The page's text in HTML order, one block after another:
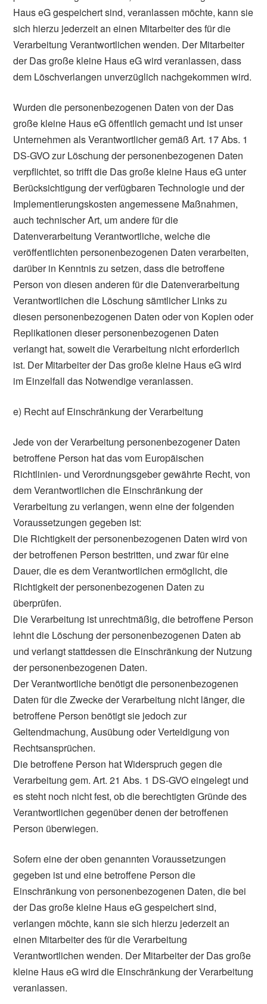
Haus eG gespeichert sind, veranlassen möchte, kann sie
sich hierzu jederzeit an einen Mitarbeiter des für die
Verarbeitung Verantwortlichen wenden. Der Mitarbeiter
der Das große kleine Haus eG wird veranlassen, dass
dem Löschverlangen unverzüglich nachgekommen wird.
Wurden die personenbezogenen Daten von der Das
große kleine Haus eG öffentlich gemacht und ist unser
Unternehmen als Verantwortlicher gemäß Art. 17 Abs. 1
DS-GVO zur Löschung der personenbezogenen Daten
verpflichtet, so trifft die Das große kleine Haus eG unter
Berücksichtigung der verfügbaren Technologie und der
Implementierungskosten angemessene Maßnahmen,
auch technischer Art, um andere für die
Datenverarbeitung Verantwortliche, welche die
veröffentlichten personenbezogenen Daten verarbeiten,
darüber in Kenntnis zu setzen, dass die betroffene
Person von diesen anderen für die Datenverarbeitung
Verantwortlichen die Löschung sämtlicher Links zu
diesen personenbezogenen Daten oder von Kopien oder
Replikationen dieser personenbezogenen Daten
verlangt hat, soweit die Verarbeitung nicht erforderlich
ist. Der Mitarbeiter der Das große kleine Haus eG wird
im Einzelfall das Notwendige veranlassen.
e) Recht auf Einschränkung der Verarbeitung
Jede von der Verarbeitung personenbezogener Daten
betroffene Person hat das vom Europäischen
Richtlinien- und Verordnungsgeber gewährte Recht, von
dem Verantwortlichen die Einschränkung der
Verarbeitung zu verlangen, wenn eine der folgenden
Voraussetzungen gegeben ist:
Die Richtigkeit der personenbezogenen Daten wird von
der betroffenen Person bestritten, und zwar für eine
Dauer, die es dem Verantwortlichen ermöglicht, die
Richtigkeit der personenbezogenen Daten zu
überprüfen.
Die Verarbeitung ist unrechtmäßig, die betroffene Person
lehnt die Löschung der personenbezogenen Daten ab
und verlangt stattdessen die Einschränkung der Nutzung
der personenbezogenen Daten.
Der Verantwortliche benötigt die personenbezogenen
Daten für die Zwecke der Verarbeitung nicht länger, die
betroffene Person benötigt sie jedoch zur
Geltendmachung, Ausübung oder Verteidigung von
Rechtsansprüchen.
Die betroffene Person hat Widerspruch gegen die
Verarbeitung gem. Art. 21 Abs. 1 DS-GVO eingelegt und
es steht noch nicht fest, ob die berechtigten Gründe des
Verantwortlichen gegenüber denen der betroffenen
Person überwiegen.
Sofern eine der oben genannten Voraussetzungen
gegeben ist und eine betroffene Person die
Einschränkung von personenbezogenen Daten, die bei
der Das große kleine Haus eG gespeichert sind,
verlangen möchte, kann sie sich hierzu jederzeit an
einen Mitarbeiter des für die Verarbeitung
Verantwortlichen wenden. Der Mitarbeiter der Das große
kleine Haus eG wird die Einschränkung der Verarbeitung
veranlassen.